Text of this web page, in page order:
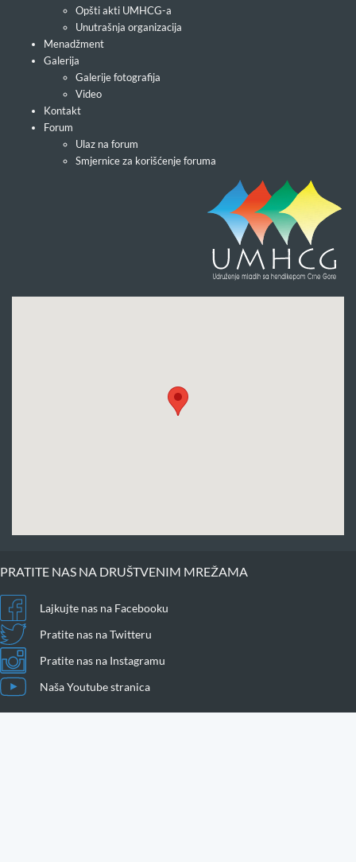
Opšti akti UMHCG-a
Unutrašnja organizacija
Menadžment
Galerija
Galerije fotografija
Video
Kontakt
Forum
Ulaz na forum
Smjernice za korišćenje foruma
PRATITE NAS NA DRUŠTVENIM MREŽAMA
Lajkujte nas na Facebooku
Pratite nas na Twitteru
Pratite nas na Instagramu
Naša Youtube stranica